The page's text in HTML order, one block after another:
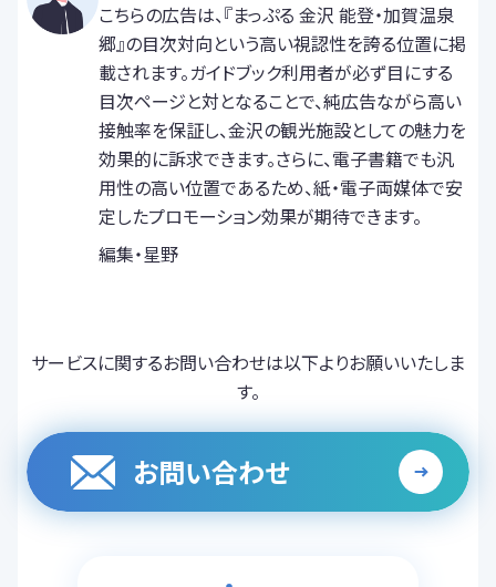
こちらの広告は、『まっぷる 金沢 能登・加賀温泉
郷』の目次対向という高い視認性を誇る位置に掲
載されます。ガイドブック利用者が必ず目にする
目次ページと対となることで、純広告ながら高い
接触率を保証し、金沢の観光施設としての魅力を
効果的に訴求できます。さらに、電子書籍でも汎
用性の高い位置であるため、紙・電子両媒体で安
定したプロモーション効果が期待できます。
編集・星野
サービスに関するお問い合わせは以下よりお願いいたしま
す。
お問い合わせ